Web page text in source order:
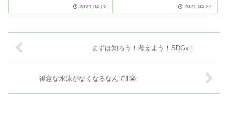
2021.04.02 2021.04.27
まずは知ろう！考えよう！SDGs！
得意な水泳がなくなるなんて‼️😭